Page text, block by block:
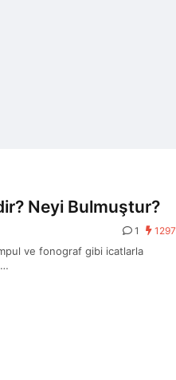
Neyi Bulmuştur?
1 1297
ve fonograf gibi icatlarla